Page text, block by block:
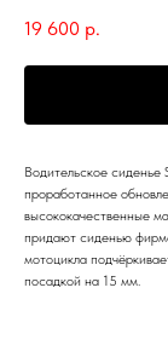
19 600 р.
Водительское сиденье
проработанное
высококачественные
придают сиденью
мотоцикла
посадкой на 15 мм.